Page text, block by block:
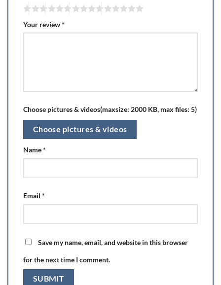
Your review*
Choose pictures & videos(maxsize: 2000 KB, max files: 5)
Choose pictures & videos
Name*
Email *
Save my name, email, and website in this browser
for the next time I comment.